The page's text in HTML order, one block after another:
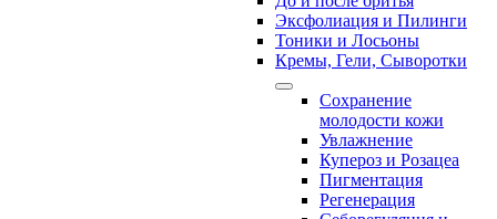
Эксфолиация и Пилинги
Тоники и Лосьоны
Кремы, Гели, Сыворотки
Сохранение
молодости кожи
Увлажнение
Купероз и Розацеа
Пигментация
Регенерация